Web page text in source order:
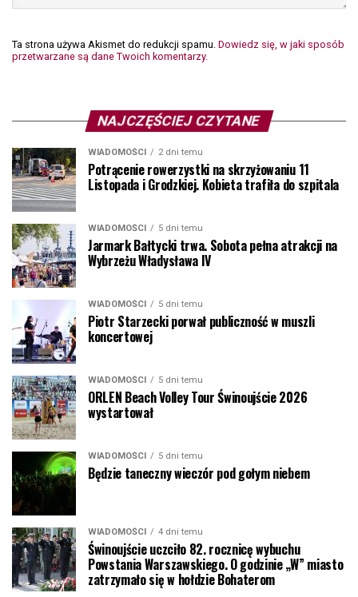
Ta strona używa Akismet do redukcji spamu. Dowiedz się, w jaki sposób
przetwarzane są dane Twoich komentarzy.
NAJCZĘŚCIEJ CZYTANE
WIADOMOŚCI 2 dni temu
Potrącenie rowerzystki na skrzyżowaniu 11
Listopada i Grodzkiej. Kobieta trafiła do szpitala
WIADOMOŚCI 5 dni temu
Jarmark Bałtycki trwa. Sobota pełna atrakcji na
Wybrzeżu Władysława IV
WIADOMOŚCI 5 dni temu
Piotr Starzecki porwał publiczność w muszli
koncertowej
WIADOMOŚCI 5 dni temu
ORLEN Beach Volley Tour Świnoujście 2026
wystartował
WIADOMOŚCI 5 dni temu
Będzie taneczny wieczór pod gołym niebem
WIADOMOŚCI 4 dni temu
Świnoujście uczciło 82. rocznicę wybuchu
Powstania Warszawskiego. O godzinie „W” miasto
zatrzymało się w hołdzie Bohaterom